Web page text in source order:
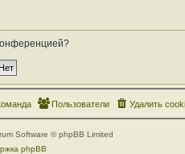
Удалить
Пользователи
Software © phpBB Limited
phpBB